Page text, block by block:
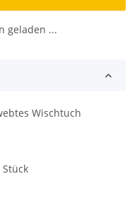
geladen ...
Wischtuch
Stück